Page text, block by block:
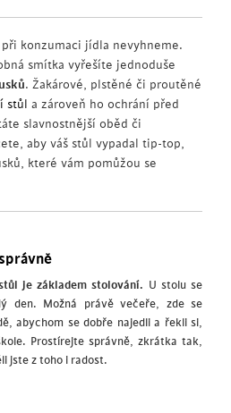
konzumaci jídla nevyhneme.
smítka vyřešíte jednoduše
. Žakárové, plstěné či proutěné
stůl a zároveň ho ochrání před
slavnostnější oběd či
aby váš stůl vypadal tip-top,
které vám pomůžou se
je základem stolování. U stolu se
den. Možná právě večeře, zde se
abychom se dobře najedli a řekli si,
Prostírejte správně, zkrátka tak,
jste z toho i radost.